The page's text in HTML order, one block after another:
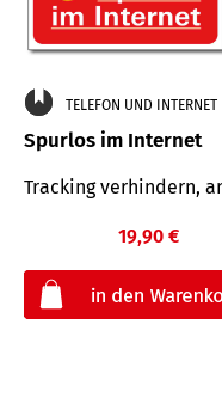
TELEFON UND INTERNET
Spurlos im Internet
Tracking verhindern,
19,90 €